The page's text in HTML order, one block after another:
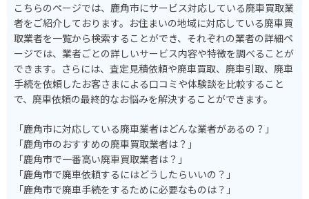
こちらのページでは、鹿角市にサービス対応している廃車買取業
者をご紹介しております。お住まいの地域に対応している廃車買
取業者を一覧から検索することができ、それぞれの業者の詳細ペ
ージでは、業者ごとの詳しいサービス内容や特徴を調べることが
できます。さらには、査定見積依頼や廃車買取、廃車引取、廃車
手続を依頼したお客さまによる口コミや体験談を比較すること
で、廃車依頼の最終的なお悩みを解決することができます。
「鹿角市に対応している廃車業者はどんな業者があるの？」
「鹿角市のおすすめの廃車買取業者は？」
「鹿角市で一番高い廃車買取業者は？」
「鹿角市で廃車依頼するにはどうしたらいいの？」
「鹿角市で廃車手続をするために必要なものは？」